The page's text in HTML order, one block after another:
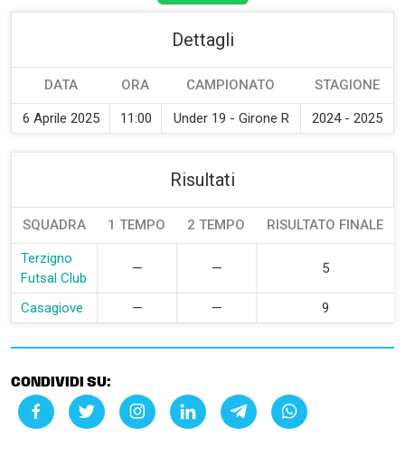
Dettagli
DATA ORA CAMPIONATO STAGIONE
6 Aprile 2025 11:00 Under 19 - Girone R 2024 - 2025
Risultati
SQUADRA 1 TEMPO 2 TEMPO RISULTATO FINALE
Terzigno
Futsal Club
— — 5
Casagiove — — 9
CONDIVIDI SU: